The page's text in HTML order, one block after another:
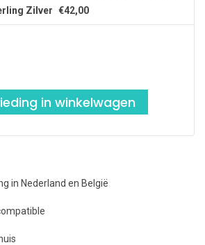
Zilver €42,00
in winkelwagen
in Nederland en België